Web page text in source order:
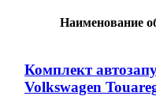
Наименование
Комплект
Volkswagen